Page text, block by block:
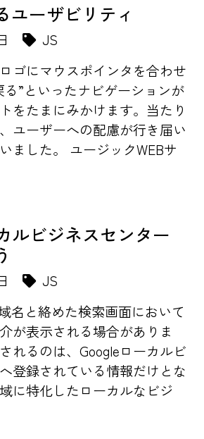
ユーザビリティ
JS
ゴにマウスポインタを合わせ
る”といったナビゲーションが
をたまにみかけます。当たり
ユーザーへの配慮が行き届い
ました。 ユージックWEBサ
ルビジネスセンター
JS
名と絡めた検索画面において
が表示される場合がありま
れるのは、Googleローカルビ
登録されている情報だけとな
に特化したローカルなビジ